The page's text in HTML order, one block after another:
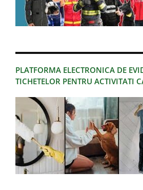
PLATFORMA ELECTRONICA DE
TICHETELOR PENTRU ACTIVITATI